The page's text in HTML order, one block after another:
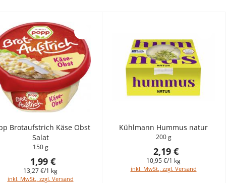
Brotaufstrich Käse Obst
Salat
150 g
1,99 €
13,27 €/1 kg
inkl. MwSt., zzgl. Versand
Kühlmann Hummus natur
200 g
2,19 €
10,95 €/1 kg
inkl. MwSt., zzgl. Versand